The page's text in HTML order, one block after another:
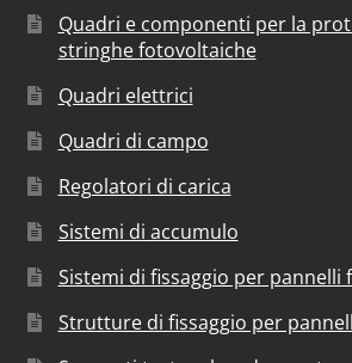
Quadri e componenti per la
stringhe fotovoltaiche
Quadri elettrici
Quadri di campo
Regolatori di carica
Sistemi di accumulo
Sistemi di fissaggio per pannelli
Strutture di fissaggio per